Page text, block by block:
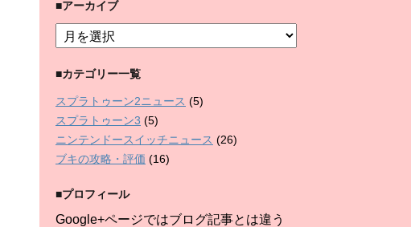
■アーカイブ
ア
カ
イ
■カテゴリー一覧
スプラトゥーン2ニュース (5)
スプラトゥーン3 (5)
ニンテンドースイッチニュース (26)
ブキの攻略・評価 (16)
■プロフィール
Google+ページではブログ記事とは違う